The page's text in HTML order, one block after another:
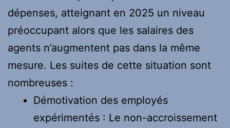
dépenses, atteignant en 2025 un niveau
préoccupant alors que les salaires des
agents n’augmentent pas dans la même
mesure. Les suites de cette situation sont
nombreuses :
Démotivation des employés
expérimentés : Le non-accroissement